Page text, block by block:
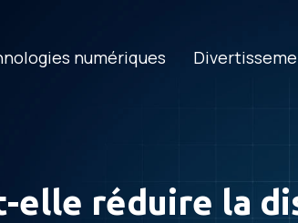
numériques
réduire la